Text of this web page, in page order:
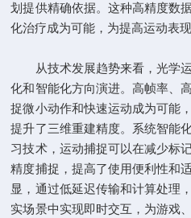
划提供精确依据。这种高精度数
化治疗成为可能，为提高运动表
从技术发展趋势来看，光学运
化和智能化方向演进。高帧率、
捉微小动作和快速运动成为可能
提升了三维重建精度。系统智能
习技术，运动捕捉可以在减少标
精度捕捉，提高了使用便利性和
显，通过低延迟传输和计算处理
实场景中实现即时交互，为游戏